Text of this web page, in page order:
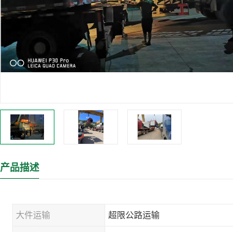
产品描述
大件运输 超限公路运输